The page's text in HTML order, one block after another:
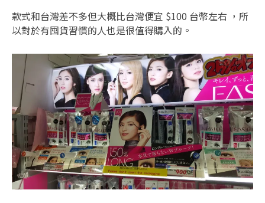
款式和台灣差不多但大概比台灣便宜 $100 台幣左右 ，所
以對於有囤貨習慣的人也是很值得購入的。